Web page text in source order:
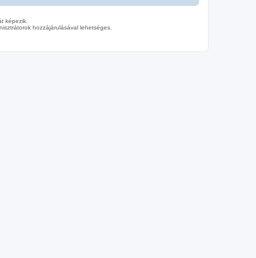
képezik.
hozzájárulásával lehetséges.